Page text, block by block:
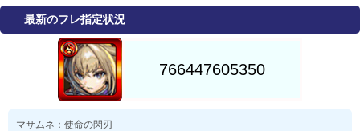
最新のフレ指定状況
マサムネ：使命の閃刃